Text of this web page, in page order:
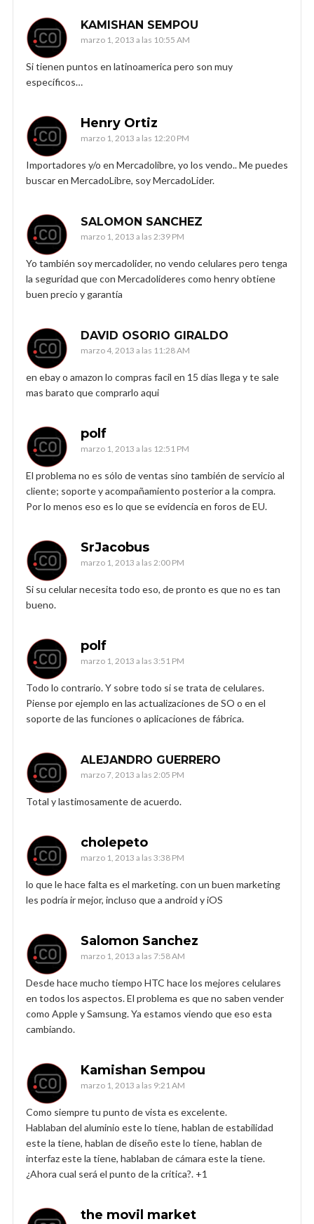
KAMISHAN SEMPOU
marzo 1, 2013 a las 10:55 AM
Si tienen puntos en latinoamerica pero son muy
específicos…
Henry Ortiz
marzo 1, 2013 a las 12:20 PM
Importadores y/o en Mercadolibre, yo los vendo.. Me puedes
buscar en MercadoLibre, soy MercadoLider.
SALOMON SANCHEZ
marzo 1, 2013 a las 2:39 PM
Yo también soy mercadolider, no vendo celulares pero tenga
la seguridad que con Mercadolideres como henry obtiene
buen precio y garantía
DAVID OSORIO GIRALDO
marzo 4, 2013 a las 11:28 AM
en ebay o amazon lo compras facil en 15 dias llega y te sale
mas barato que comprarlo aqui
polf
marzo 1, 2013 a las 12:51 PM
El problema no es sólo de ventas sino también de servicio al
cliente; soporte y acompañamiento posterior a la compra.
Por lo menos eso es lo que se evidencia en foros de EU.
SrJacobus
marzo 1, 2013 a las 2:00 PM
Si su celular necesita todo eso, de pronto es que no es tan
bueno.
polf
marzo 1, 2013 a las 3:51 PM
Todo lo contrario. Y sobre todo si se trata de celulares.
Piense por ejemplo en las actualizaciones de SO o en el
soporte de las funciones o aplicaciones de fábrica.
ALEJANDRO GUERRERO
marzo 7, 2013 a las 2:05 PM
Total y lastimosamente de acuerdo.
cholepeto
marzo 1, 2013 a las 3:38 PM
lo que le hace falta es el marketing. con un buen marketing
les podría ir mejor, incluso que a android y iOS
Salomon Sanchez
marzo 1, 2013 a las 7:58 AM
Desde hace mucho tiempo HTC hace los mejores celulares
en todos los aspectos. El problema es que no saben vender
como Apple y Samsung. Ya estamos viendo que eso esta
cambiando.
Kamishan Sempou
marzo 1, 2013 a las 9:21 AM
Como siempre tu punto de vista es excelente.
Hablaban del aluminio este lo tiene, hablan de estabilidad
este la tiene, hablan de diseño este lo tiene, hablan de
interfaz este la tiene, hablaban de cámara este la tiene.
¿Ahora cual será el punto de la critica?. +1
the movil market